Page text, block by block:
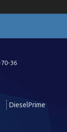
70-36
DieselPrime